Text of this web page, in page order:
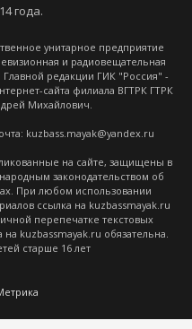
года.
унитарное предприятие
и радиовещательная
редакции ГИК "Россия" -
сайта филиала ВГТРК ГТРК
Михайлович.
kuzbass.mayak@yandex.ru
на сайте, защищены в
законодательством об
При любом использовании
ссылка на kuzbassmayak.ru
перепечатке текстовых
kuzbassmayak.ru обязательна.
старше 16 лет